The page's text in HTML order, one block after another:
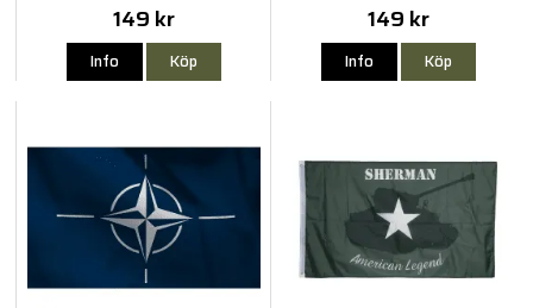
149 kr
Info Köp
149 kr
Info Köp